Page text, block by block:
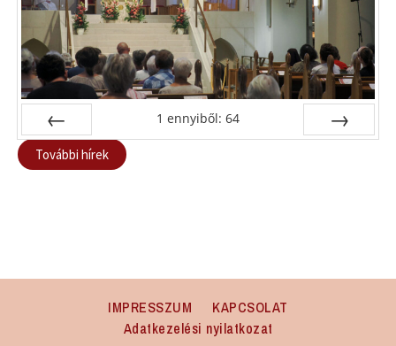
Előző
1 ennyiből: 64
További hírek
IMPRESSZUM
KAPCSOLAT
Adatkezelési nyilatkozat